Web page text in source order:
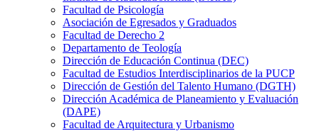
Facultad de Psicología
Asociación de Egresados y Graduados
Facultad de Derecho 2
Departamento de Teología
Dirección de Educación Continua (DEC)
Facultad de Estudios Interdisciplinarios de la PUCP
Dirección de Gestión del Talento Humano (DGTH)
Dirección Académica de Planeamiento y Evaluación
(DAPE)
Facultad de Arquitectura y Urbanismo